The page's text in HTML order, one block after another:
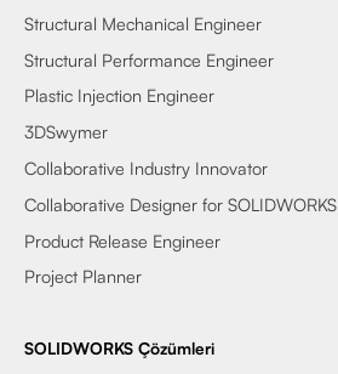
Structural Mechanical Engineer
Structural Performance Engineer
Plastic Injection Engineer
3DSwymer
Collaborative Industry Innovator
Collaborative Designer for SOLIDWORKS
Product Release Engineer
Project Planner
SOLIDWORKS Çözümleri